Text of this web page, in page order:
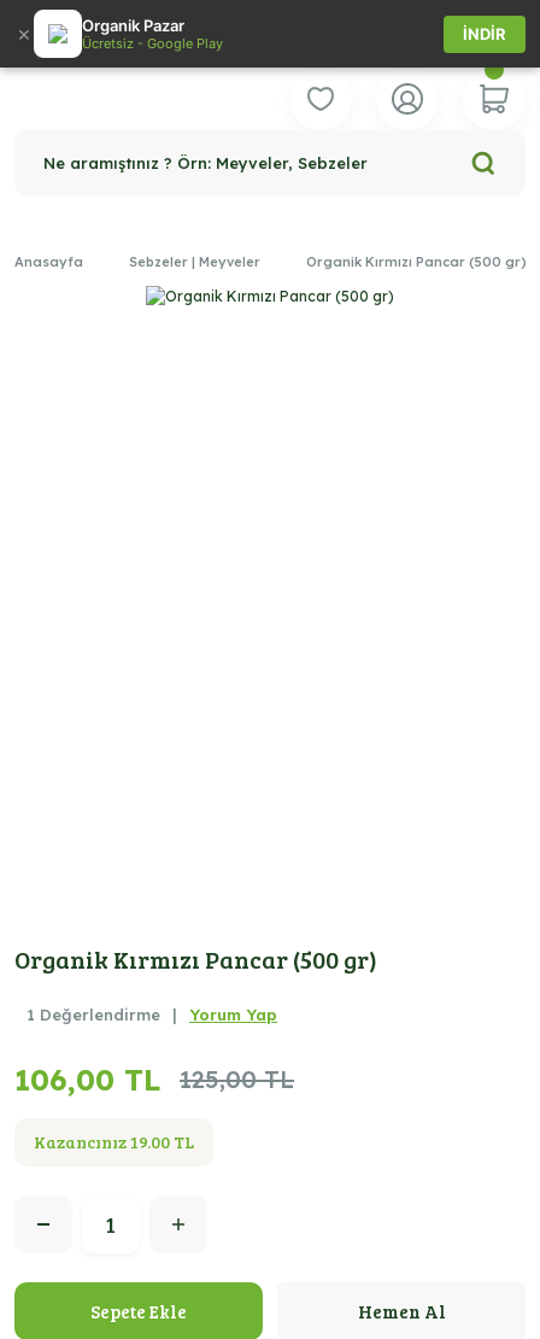
Ne aramıştınız ? Örn: Meyveler, Sebzeler
Anasayfa Sebzeler | Meyveler Organik Kırmızı Pancar (500 gr)
Organik Kırmızı Pancar (500 gr)
1 Değerlendirme | Yorum Yap
106,00 TL 125,00 TL
Kazancınız 19.00 TL
Sepete Ekle Hemen Al
× Organik Pazar
Ücretsiz - Google Play
İNDİR